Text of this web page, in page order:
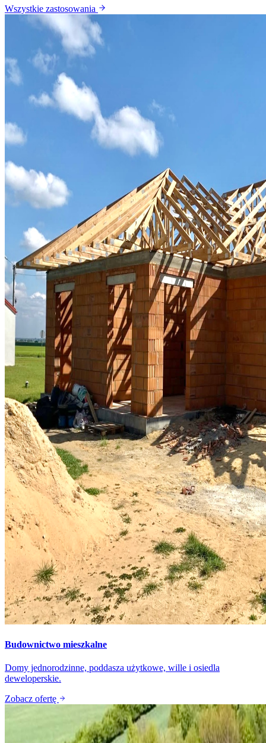
Wszystkie zastosowania
Budownictwo mieszkalne
Domy jednorodzinne, poddasza użytkowe, wille i osiedla
deweloperskie.
Zobacz ofertę